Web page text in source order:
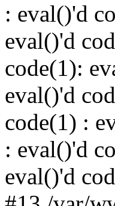
: eval()'d
eval()'d
code(1):
eval()'d
code(1) :
: eval()'d
eval()'d